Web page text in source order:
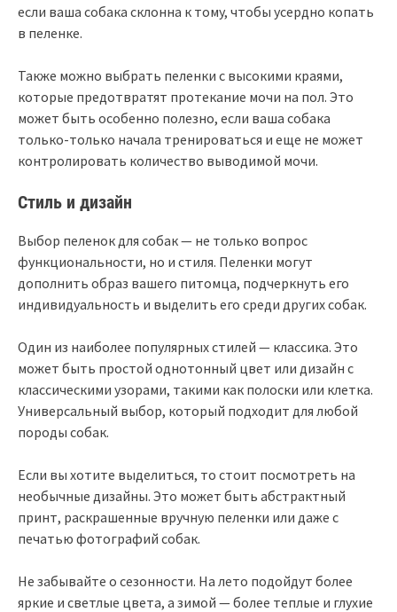
если ваша собака склонна к тому, чтобы усердно копать
в пеленке.
Также можно выбрать пеленки с высокими краями,
которые предотвратят протекание мочи на пол. Это
может быть особенно полезно, если ваша собака
только-только начала тренироваться и еще не может
контролировать количество выводимой мочи.
Стиль и дизайн
Выбор пеленок для собак — не только вопрос
функциональности, но и стиля. Пеленки могут
дополнить образ вашего питомца, подчеркнуть его
индивидуальность и выделить его среди других собак.
Один из наиболее популярных стилей — классика. Это
может быть простой однотонный цвет или дизайн с
классическими узорами, такими как полоски или клетка.
Универсальный выбор, который подходит для любой
породы собак.
Если вы хотите выделиться, то стоит посмотреть на
необычные дизайны. Это может быть абстрактный
принт, раскрашенные вручную пеленки или даже с
печатью фотографий собак.
Не забывайте о сезонности. На лето подойдут более
яркие и светлые цвета, а зимой — более теплые и глухие